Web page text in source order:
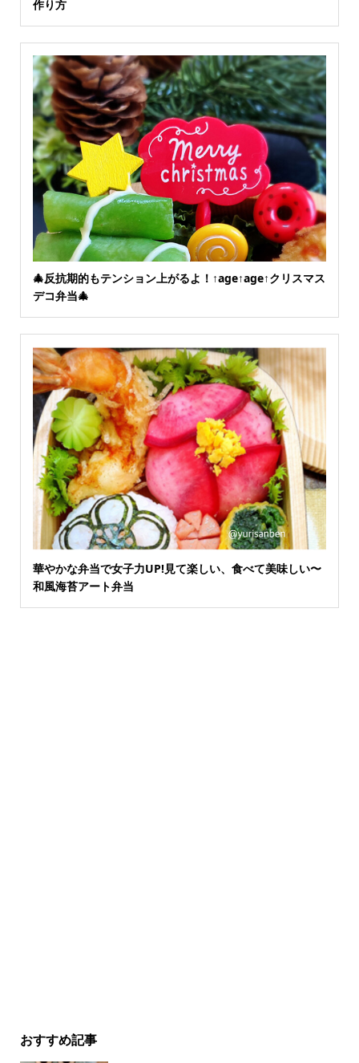
作り方
🎄反抗期的もテンション上がるよ！↑age↑age↑クリスマス
デコ弁当🎄
華やかな弁当で女子力UP!見て楽しい、食べて美味しい〜
和風海苔アート弁当
おすすめ記事